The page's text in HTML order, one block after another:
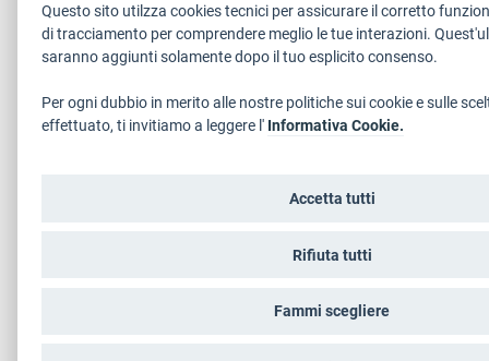
Questo sito utilzza cookies tecnici per assicurare il corretto
di tracciamento per comprendere meglio le tue interazioni.
saranno aggiunti solamente dopo il tuo esplicito consenso.
Per ogni dubbio in merito alle nostre politiche sui cookie e sulle
effettuato, ti invitiamo a leggere l' Informativa Cookie.
Accetta tutti
Rifiuta tutti
Fammi scegliere